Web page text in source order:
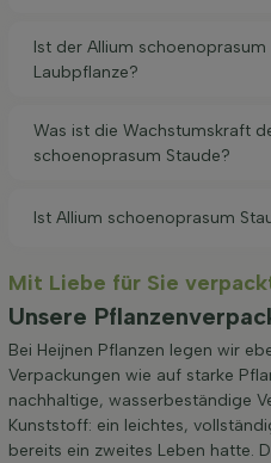
Ist der Allium schoenoprasum
Laubpflanze?
Was ist die Wachstumskraft
schoenoprasum Staude?
Ist Allium schoenoprasum
Mit Liebe für Sie
Unsere
Bei Heijnen Pflanzen legen wir
Verpackungen wie auf starke
nachhaltige, wasserbeständige
Kunststoff: ein leichtes,
bereits ein zweites Leben hatte.